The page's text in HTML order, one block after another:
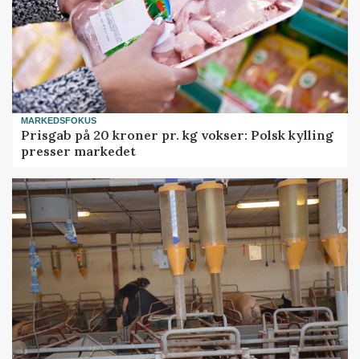
MARKEDSFOKUS
Prisgab på 20 kroner pr. kg vokser: Polsk kylling
presser markedet